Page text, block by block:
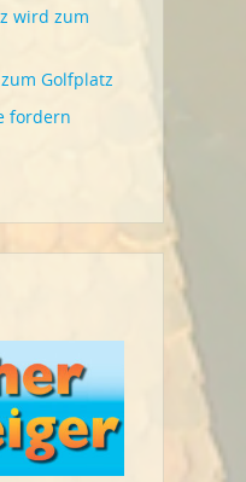
wird zum
Golfplatz
fordern